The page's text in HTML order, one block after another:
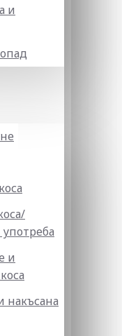
и
и
накъсана